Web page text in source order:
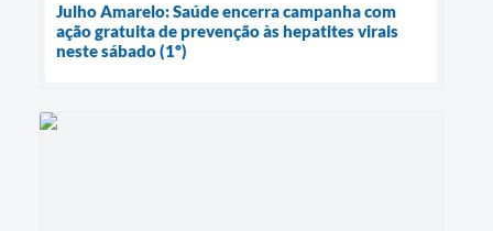
Julho Amarelo: Saúde encerra campanha com
ação gratuita de prevenção às hepatites virais
neste sábado (1º)